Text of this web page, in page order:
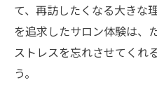
て、再訪したくなる大きな
を追求したサロン体験は、
ストレスを忘れさせてくれ
う。